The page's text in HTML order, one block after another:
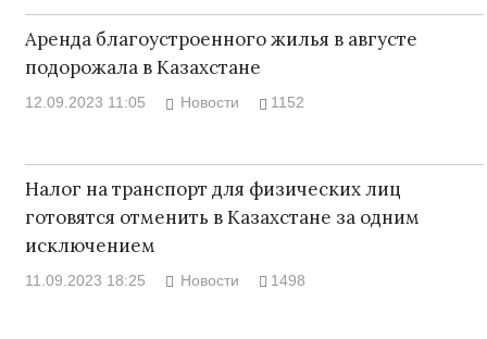
Аренда благоустроенного жилья в августе
подорожала в Казахстане
12.09.2023 11:05 Новости 1152
Налог на транспорт для физических лиц
готовятся отменить в Казахстане за одним
исключением
11.09.2023 18:25 Новости 1498